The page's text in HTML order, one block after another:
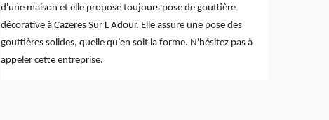
d'une maison et elle propose toujours pose de gouttière
décorative à Cazeres Sur L Adour. Elle assure une pose des
gouttières solides, quelle qu’en soit la forme. N'hésitez pas à
appeler cette entreprise.